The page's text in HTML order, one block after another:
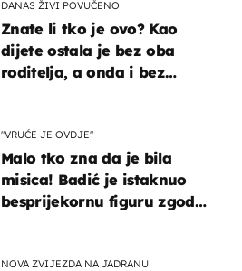
DANAS ŽIVI POVUČENO
Znate li tko je ovo? Kao
dijete ostala je bez oba
roditelja, a onda i bez
"VRUĆE JE OVDJE"
Malo tko zna da je bila
misica! Badić je istaknuo
besprijekornu figuru zgodne
NOVA ZVIJEZDA NA JADRANU